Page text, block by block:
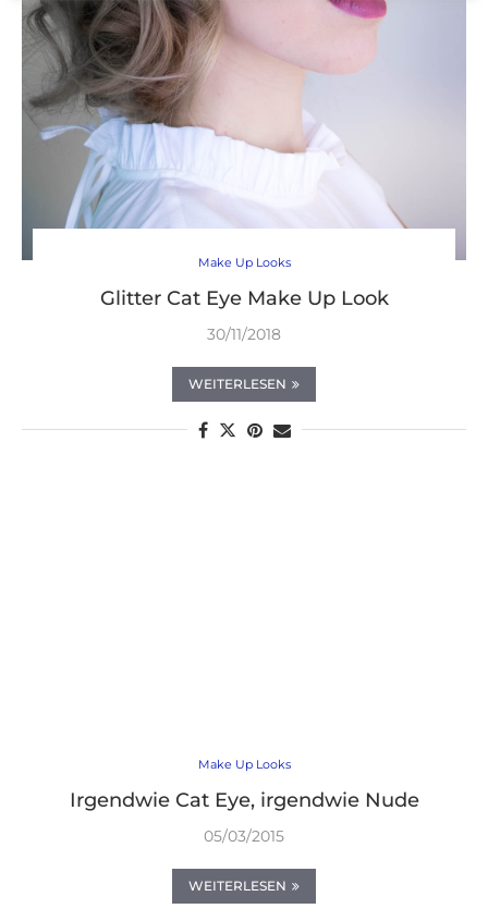
Make Up Looks
Glitter Cat Eye Make Up Look
30/11/2018
WEITERLESEN
Make Up Looks
Irgendwie Cat Eye, irgendwie Nude
05/03/2015
WEITERLESEN